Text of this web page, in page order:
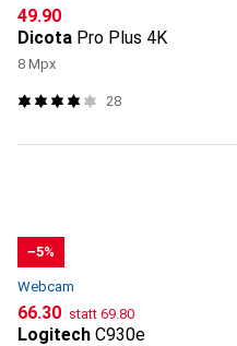
CHF
49.90
Dicota Pro Plus 4K
8 Mpx
28
−5%
Webcam
CHF
66.30 statt CHF
69.80
Logitech C930e